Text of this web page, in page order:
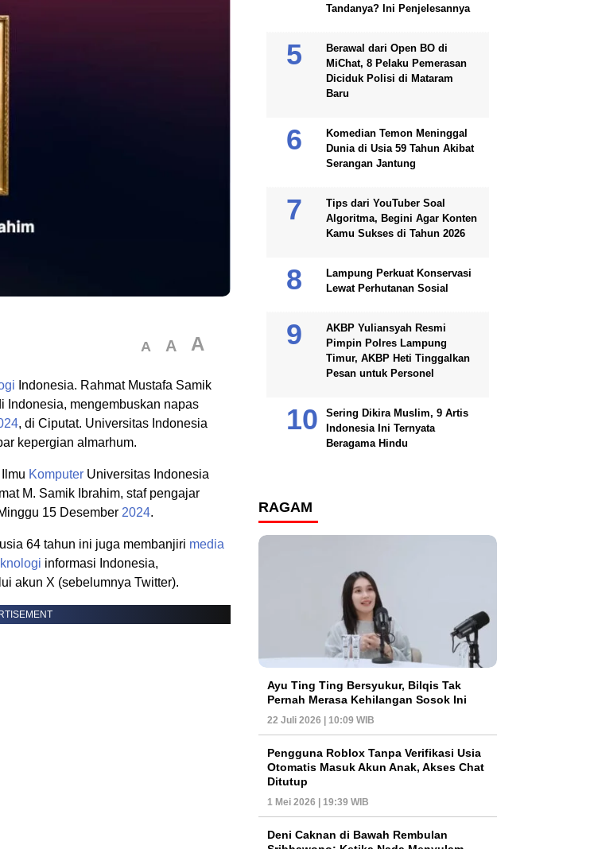
A A A
Indonesia. Rahmat Mustafa Samik
Indonesia, mengembuskan napas
, di Ciputat. Universitas Indonesia
kepergian almarhum.
Komputer Universitas Indonesia
M. Samik Ibrahim, staf pengajar
15 Desember 2024.
64 tahun ini juga membanjiri media
informasi Indonesia,
akun X (sebelumnya Twitter).
Tandanya? Ini Penjelesannya
Berawal dari Open BO di
MiChat, 8 Pelaku Pemerasan
Diciduk Polisi di Mataram
Baru
Komedian Temon Meninggal
Dunia di Usia 59 Tahun Akibat
Serangan Jantung
Tips dari YouTuber Soal
Algoritma, Begini Agar Konten
Kamu Sukses di Tahun 2026
Lampung Perkuat Konservasi
Lewat Perhutanan Sosial
AKBP Yuliansyah Resmi
Pimpin Polres Lampung
Timur, AKBP Heti Tinggalkan
Pesan untuk Personel
Sering Dikira Muslim, 9 Artis
Indonesia Ini Ternyata
Beragama Hindu
RAGAM
Ayu Ting Ting Bersyukur, Bilqis Tak
Pernah Merasa Kehilangan Sosok Ini
22 Juli 2026 | 10:09 WIB
Pengguna Roblox Tanpa Verifikasi Usia
Otomatis Masuk Akun Anak, Akses Chat
Ditutup
1 Mei 2026 | 19:39 WIB
Deni Caknan di Bawah Rembulan